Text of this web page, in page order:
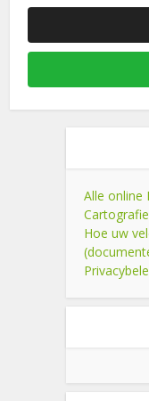
Alle online
Hoe uw